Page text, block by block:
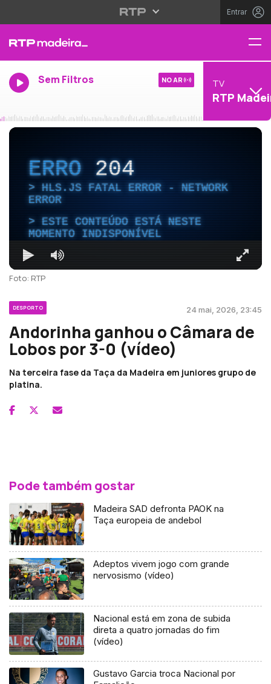
Entrar
Sem Filtros NO AR TV
RTP
ERRO204
HLS.JS FATAL ERROR - NETWORK
ERROR
ESTE CONTEÚDO ESTÁ NESTE
MOMENTO INDISPONÍVEL
Foto: RTP
DESPORTO 24 mai, 2026, 23:45
Andorinha ganhou o Câmara de
Lobos por 3-0 (vídeo)
Na terceira fase da Taça da Madeira em juniores grupo de
platina.
Pode também gostar
Madeira SAD defronta PAOK na
Taça europeia de andebol
Adeptos vivem jogo com grande
nervosismo (vídeo)
Nacional está em zona de subida
direta a quatro jornadas do fim
(vídeo)
Gustavo Garcia troca Nacional por